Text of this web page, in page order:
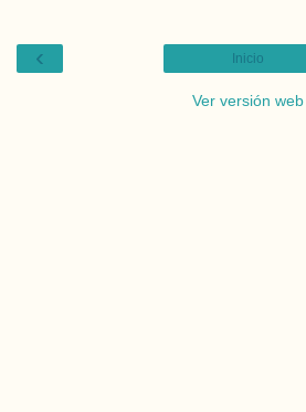
‹ Inicio
Ver versión web